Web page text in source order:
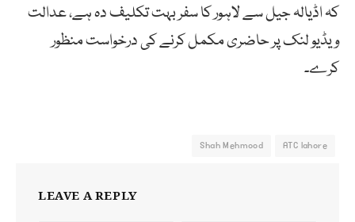
کہ اڈیالہ جیل سے لاہور کا سفر بہت تکلیف دہ ہے، عدالت
ویڈیو لنک پر حاضری مکمل کرنے کی درخواست منظور
کرے۔
ATC lahore
Shah Mehmood
LEAVE A REPLY